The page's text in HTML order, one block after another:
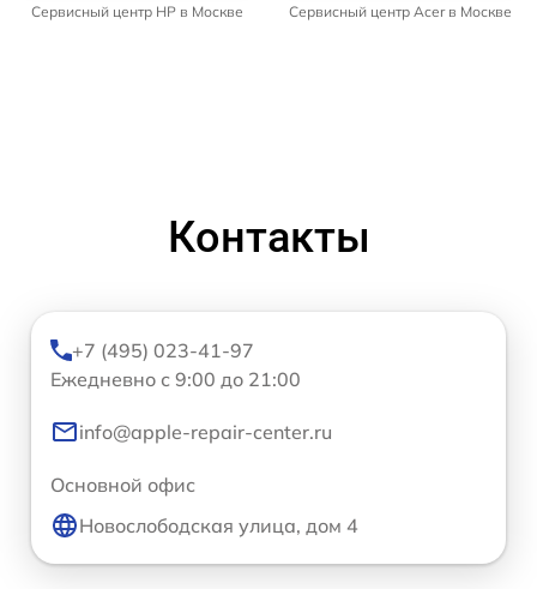
Сервисный центр HP в Москве Сервисный центр Acer в Москве
Контакты
+7 (495) 023-41-97
Ежедневно с 9:00 до 21:00
info@apple-repair-center.ru
Основной офис
Новослободская улица, дом 4